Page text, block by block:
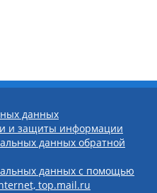
данных
и защиты информации
данных обратной
данных с помощью
top.mail.ru